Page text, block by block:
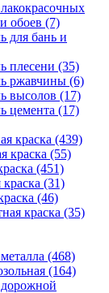
обоев (7)
для бань и
плесени (35)
ржавчины (6)
высолов (17)
цемента (17)
краска (439)
краска (55)
(451)
(31)
(46)
краска (35)
(468)
(164)